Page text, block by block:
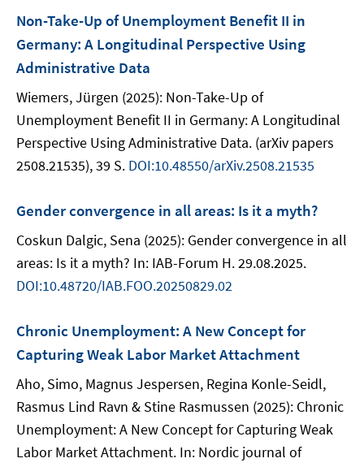
Non-Take-Up of Unemployment Benefit II in
Germany: A Longitudinal Perspective Using
Administrative Data
Wiemers, Jürgen (2025): Non-Take-Up of
Unemployment Benefit II in Germany: A Longitudinal
Perspective Using Administrative Data. (arXiv papers
2508.21535), 39 S. DOI:10.48550/arXiv.2508.21535
Gender convergence in all areas: Is it a myth?
Coskun Dalgic, Sena (2025): Gender convergence in all
areas: Is it a myth? In: IAB-Forum H. 29.08.2025.
DOI:10.48720/IAB.FOO.20250829.02
Chronic Unemployment: A New Concept for
Capturing Weak Labor Market Attachment
Aho, Simo, Magnus Jespersen, Regina Konle-Seidl,
Rasmus Lind Ravn & Stine Rasmussen (2025): Chronic
Unemployment: A New Concept for Capturing Weak
Labor Market Attachment. In: Nordic journal of